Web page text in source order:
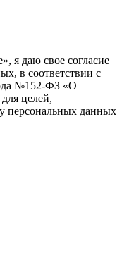
я даю свое согласие
в соответствии с
№152-ФЗ «О
целей,
персональных данных